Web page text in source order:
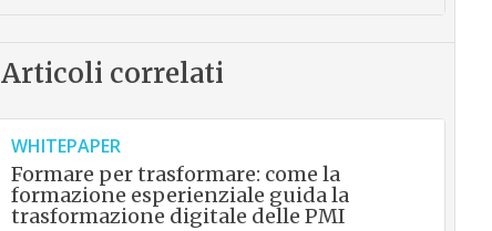
Articoli correlati
WHITEPAPER
Formare per trasformare: come la
formazione esperienziale guida la
trasformazione digitale delle PMI